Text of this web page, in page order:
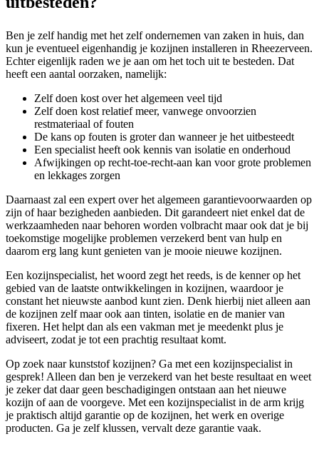
Ben je zelf handig met het zelf ondernemen van zaken in huis, dan
kun je eventueel eigenhandig je kozijnen installeren in Rheezerveen.
Echter eigenlijk raden we je aan om het toch uit te besteden. Dat
heeft een aantal oorzaken, namelijk:
Zelf doen kost over het algemeen veel tijd
Zelf doen kost relatief meer, vanwege onvoorzien
restmateriaal of fouten
De kans op fouten is groter dan wanneer je het uitbesteedt
Een specialist heeft ook kennis van isolatie en onderhoud
Afwijkingen op recht-toe-recht-aan kan voor grote problemen
en lekkages zorgen
Daarnaast zal een expert over het algemeen garantievoorwaarden op
zijn of haar bezigheden aanbieden. Dit garandeert niet enkel dat de
werkzaamheden naar behoren worden volbracht maar ook dat je bij
toekomstige mogelijke problemen verzekerd bent van hulp en
daarom erg lang kunt genieten van je mooie nieuwe kozijnen.
Een kozijnspecialist, het woord zegt het reeds, is de kenner op het
gebied van de laatste ontwikkelingen in kozijnen, waardoor je
constant het nieuwste aanbod kunt zien. Denk hierbij niet alleen aan
de kozijnen zelf maar ook aan tinten, isolatie en de manier van
fixeren. Het helpt dan als een vakman met je meedenkt plus je
adviseert, zodat je tot een prachtig resultaat komt.
Op zoek naar kunststof kozijnen? Ga met een kozijnspecialist in
gesprek! Alleen dan ben je verzekerd van het beste resultaat en weet
je zeker dat daar geen beschadigingen ontstaan aan het nieuwe
kozijn of aan de voorgeve. Met een kozijnspecialist in de arm krijg
je praktisch altijd garantie op de kozijnen, het werk en overige
producten. Ga je zelf klussen, vervalt deze garantie vaak.